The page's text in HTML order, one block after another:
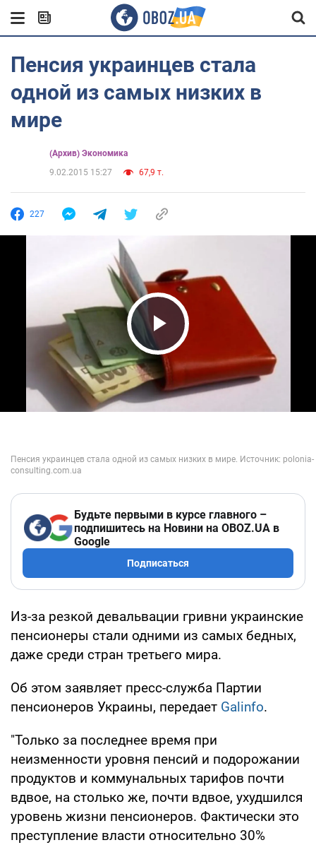
Пенсия украинцев стала
одной из самых низких в
мире
(Архив) Экономика
9.02.2015 15:27
67,9 т.
227
Play Video
Будьте первыми в курсе главного –
подпишитесь на Новини на OBOZ.UA в
Google
Подписаться
Из-за резкой девальвации гривни украинские
пенсионеры стали одними из самых бедных,
даже среди стран третьего мира.
Об этом заявляет пресс-служба Партии
пенсионеров Украины, передает Galinfo.
"Только за последнее время при
неизменности уровня пенсий и подорожании
продуктов и коммунальных тарифов почти
вдвое, на столько же, почти вдвое, ухудшился
уровень жизни пенсионеров. Фактически это
преступление власти относительно 30%